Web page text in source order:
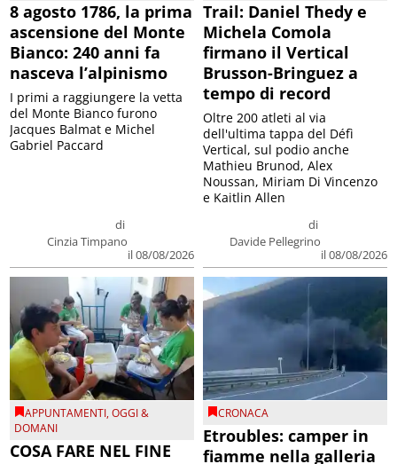
8 agosto 1786, la prima
ascensione del Monte
Bianco: 240 anni fa
nasceva l’alpinismo
di
Cinzia Timpano
il 08/08/2026
I primi a raggiungere la vetta
del Monte Bianco furono
Jacques Balmat e Michel
Gabriel Paccard
Trail: Daniel Thedy e
Michela Comola
firmano il Vertical
Brusson-Bringuez a
tempo di record
di
Davide Pellegrino
il 08/08/2026
Oltre 200 atleti al via
dell'ultima tappa del Défì
Vertical, sul podio anche
Mathieu Brunod, Alex
Noussan, Miriam Di Vincenzo
e Kaitlin Allen
APPUNTAMENTI,OGGI &
DOMANI
COSA FARE NEL FINE
CRONACA
Etroubles: camper in
fiamme nella galleria